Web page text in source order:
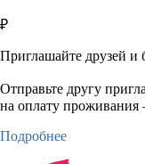
₽
Приглашайте друзей и
Отправьте другу
на оплату
Подробнее